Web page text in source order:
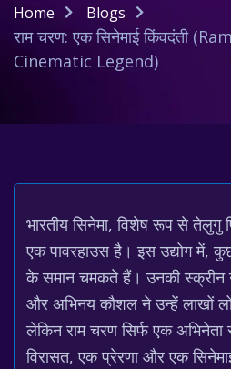
Home Blogs
राम चरण: एक सिनेमाई किंवदंती
Cinematic Legend)
भारतीय सिनेमा, विशेष रूप से तेलुगु
एक पावरहाउस है। इस उद्योग में,
के समान चमकते हैं। उनकी स्क्रीन
और अभिनय कौशल ने उन्हें लाखों
लेकिन राम चरण सिर्फ एक
विरासत, एक प्रेरणा और एक